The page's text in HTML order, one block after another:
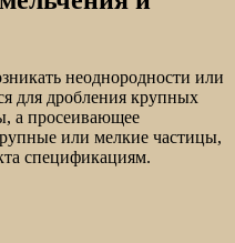
неоднородности или
для дробления крупных
а просеивающее
или мелкие частицы,
спецификациям.